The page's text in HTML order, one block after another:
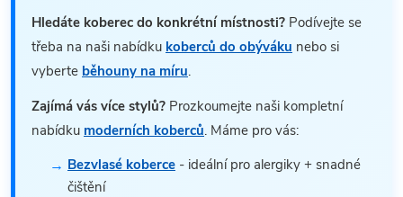
Hledáte koberec do konkrétní místnosti? Podívejte se
třeba na naši nabídku koberců do obýváku nebo si
vyberte běhouny na míru.
Zajímá vás více stylů? Prozkoumejte naši kompletní
nabídku moderních koberců. Máme pro vás:
Bezvlasé koberce - ideální pro alergiky + snadné
čištění